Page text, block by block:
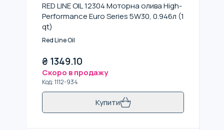
RED LINE OIL 12304 Моторна олива High-
Performance Euro Series 5W30, 0.946л (1
qt)
Red Line Oil
₴ 1349.10
Скоро в продажу
Код:1112-934
Купити